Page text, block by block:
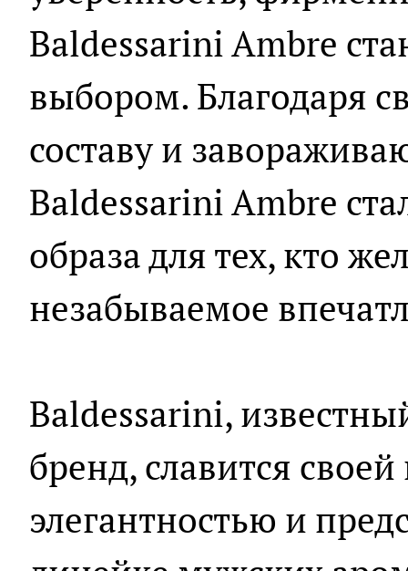
Baldessarini Ambre
выбором. Благодаря
составу и
Baldessarini Ambre
образа для тех, кто
незабываемое
Baldessarini,
бренд, славится
элегантностью и